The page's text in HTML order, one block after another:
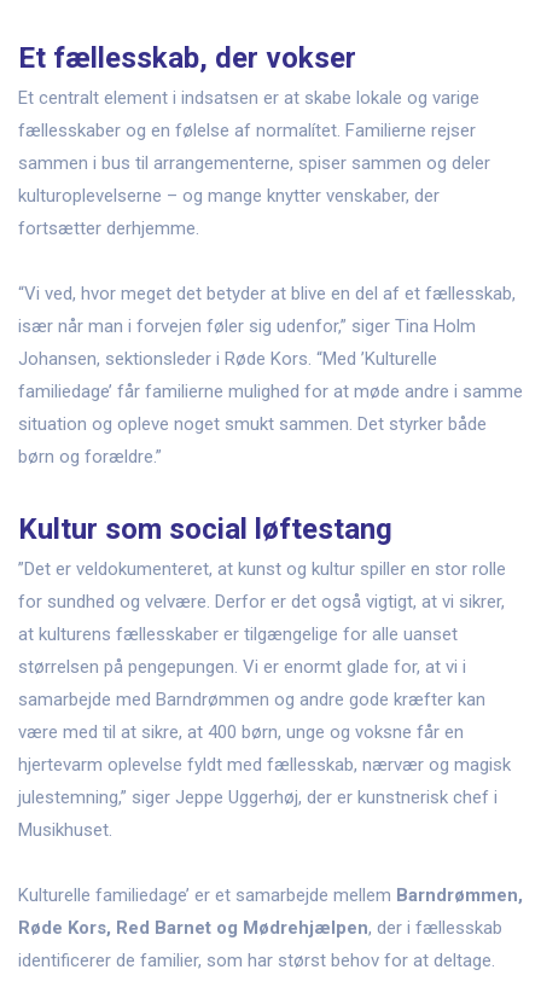
Et fællesskab, der vokser
Et centralt element i indsatsen er at skabe lokale og varige
fællesskaber og en følelse af normalítet. Familierne rejser
sammen i bus til arrangementerne, spiser sammen og deler
kulturoplevelserne – og mange knytter venskaber, der
fortsætter derhjemme.
“Vi ved, hvor meget det betyder at blive en del af et fællesskab,
især når man i forvejen føler sig udenfor,” siger Tina Holm
Johansen, sektionsleder i Røde Kors. “Med ’Kulturelle
familiedage’ får familierne mulighed for at møde andre i samme
situation og opleve noget smukt sammen. Det styrker både
børn og forældre.”
Kultur som social løftestang
”Det er veldokumenteret, at kunst og kultur spiller en stor rolle
for sundhed og velvære. Derfor er det også vigtigt, at vi sikrer,
at kulturens fællesskaber er tilgængelige for alle uanset
størrelsen på pengepungen. Vi er enormt glade for, at vi i
samarbejde med Barndrømmen og andre gode kræfter kan
være med til at sikre, at 400 børn, unge og voksne får en
hjertevarm oplevelse fyldt med fællesskab, nærvær og magisk
julestemning,” siger Jeppe Uggerhøj, der er kunstnerisk chef i
Musikhuset.
Kulturelle familiedage’ er et samarbejde mellem Barndrømmen,
Røde Kors, Red Barnet og Mødrehjælpen, der i fællesskab
identificerer de familier, som har størst behov for at deltage.